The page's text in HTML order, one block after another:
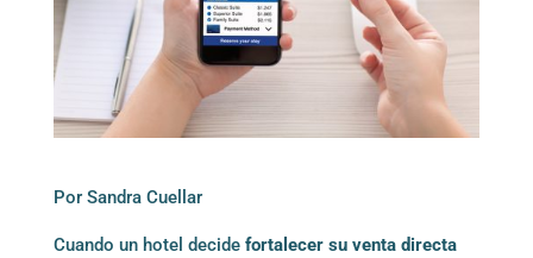
Por Sandra Cuellar
Cuando un hotel decide fortalecer su venta directa